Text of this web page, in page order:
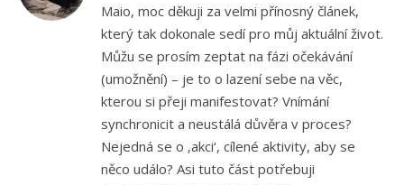
Maio, moc děkuji za velmi přínosný článek,
který tak dokonale sedí pro můj aktuální život.
Můžu se prosím zeptat na fázi očekávání
(umožnění) – je to o lazení sebe na věc,
kterou si přeji manifestovat? Vnímání
synchronicit a neustálá důvěra v proces?
Nejedná se o ‚akci‘, cílené aktivity, aby se
něco událo? Asi tuto část potřebuji